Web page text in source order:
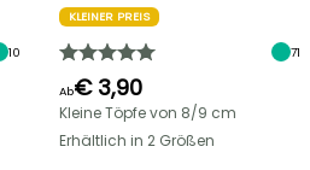
10
KLEINER PREIS
71
Ab€ 3,90
Kleine Töpfe von 8/9 cm
Erhältlich in 2 Größen